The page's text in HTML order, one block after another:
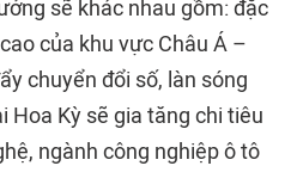
sẽ khác nhau gồm: đặc
của khu vực Châu Á –
chuyển đổi số, làn sóng
Hoa Kỳ sẽ gia tăng chi tiêu
ngành công nghiệp ô tô